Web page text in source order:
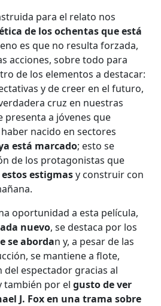
para el relato nos
de los ochentas que está
es que no resulta forzada,
acciones, sobre todo para
de los elementos a destacar:
y de creer en el futuro,
cruz en nuestras
presenta a jóvenes que
nacido en sectores
está marcado; esto se
de los protagonistas que
estigmasy construir con
oportunidad a esta película,
nuevo, se destaca por los
se abordan y, a pesar de las
se mantiene a flote,
espectador gracias al
también por el gusto de ver
J. Fox en una trama sobre